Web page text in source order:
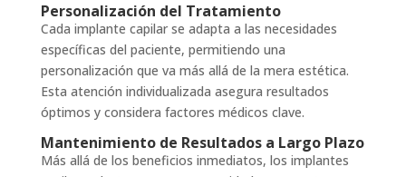
Personalización del Tratamiento
Cada implante capilar se adapta a las necesidades
específicas del paciente, permitiendo una
personalización que va más allá de la mera estética.
Esta atención individualizada asegura resultados
óptimos y considera factores médicos clave.
Mantenimiento de Resultados a Largo Plazo
Más allá de los beneficios inmediatos, los implantes